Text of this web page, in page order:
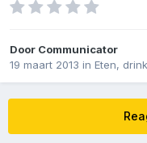
Door Communicator
19 maart 2013 in Eten,